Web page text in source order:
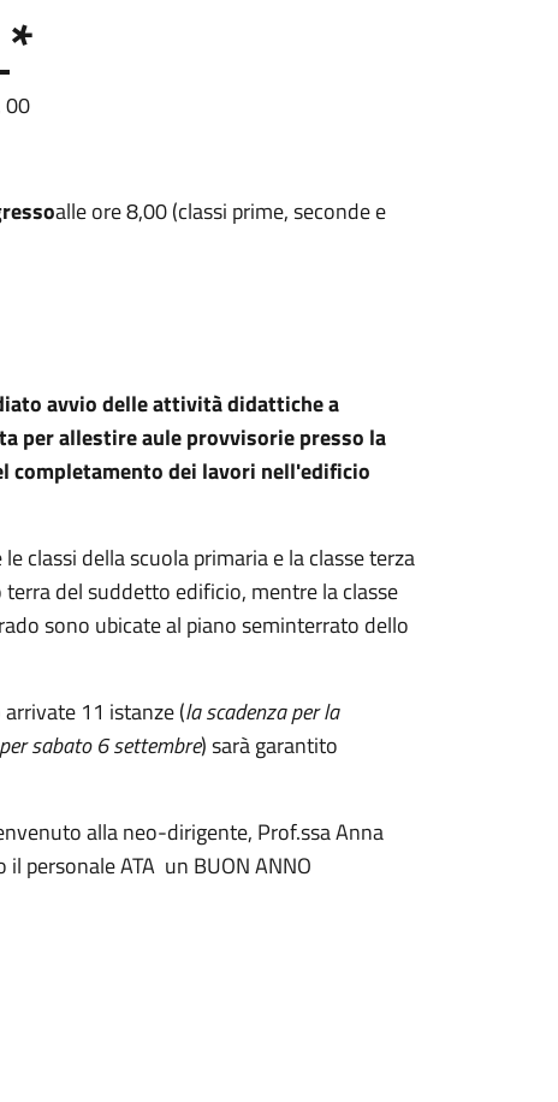
*
00
alle ore 8,00 (classi prime, seconde e
avvio delle attività didattiche a
per allestire aule provvisorie presso la
completamento dei lavori nell'edificio
classi della scuola primaria e la classe terza
del suddetto edificio, mentre la classe
sono ubicate al piano seminterrato dello
11 istanze (la scadenza per la
sabato 6 settembre) sarà garantito
alla neo-dirigente, Prof.ssa Anna
personale ATA un BUON ANNO